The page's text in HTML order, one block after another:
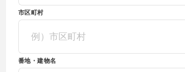
市区町村
番地・建物名